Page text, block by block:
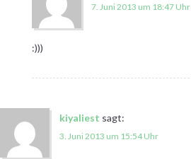
7. Juni 2013 um 18:47 Uhr
:)))
kiyaliest sagt:
3. Juni 2013 um 15:54 Uhr